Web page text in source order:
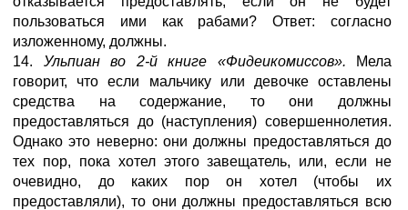
пользоваться ими как рабами? Ответ: согласно
изложенному, должны.
14. Ульпиан во 2-й книге «Фидеикомиссов».
Мела
говорит, что если мальчику или девочке оставлены
средства на содержание, то они должны
предоставляться до (наступления) совершеннолетия.
Однако это неверно: они должны предоставляться до
тех пор, пока хотел этого завещатель, или, если не
очевидно, до каких пор он хотел (чтобы их
предоставляли), то они должны предоставляться всю